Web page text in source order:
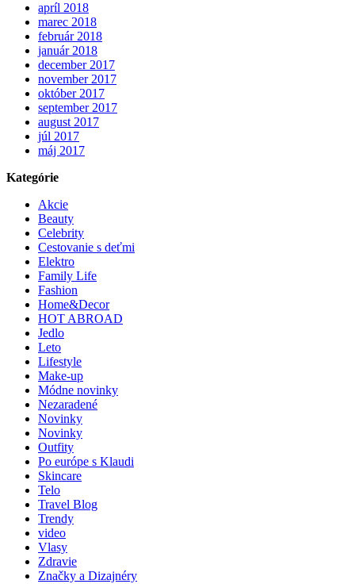
apríl 2018
marec 2018
február 2018
január 2018
december 2017
november 2017
október 2017
september 2017
august 2017
júl 2017
máj 2017
Kategórie
Akcie
Beauty
Celebrity
Cestovanie s deťmi
Elektro
Family Life
Fashion
Home&Decor
HOT ABROAD
Jedlo
Leto
Lifestyle
Make-up
Módne novinky
Nezaradené
Novinky
Novinky
Outfity
Po európe s Klaudi
Skincare
Telo
Travel Blog
Trendy
video
Vlasy
Zdravie
Značky a Dizajnéry